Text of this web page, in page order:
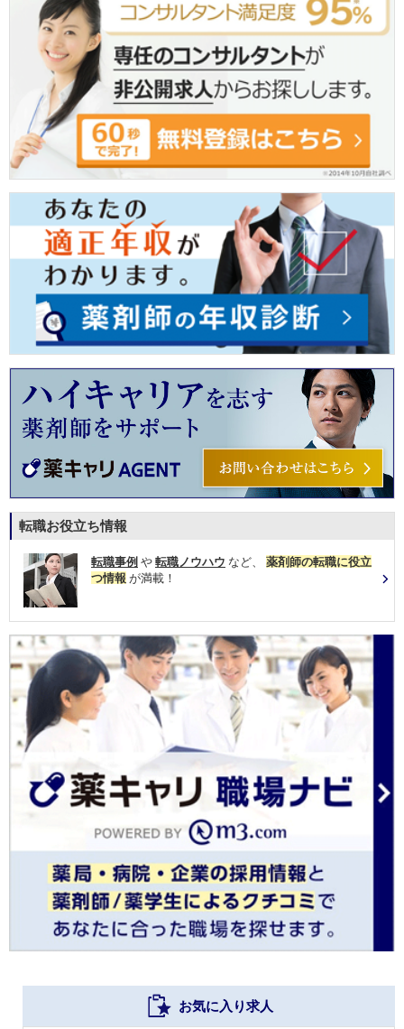
転職お役立ち情報
転職事例 や 転職ノウハウ など、 薬剤師の転職に役立
つ情報 が満載！
お気に入り求人